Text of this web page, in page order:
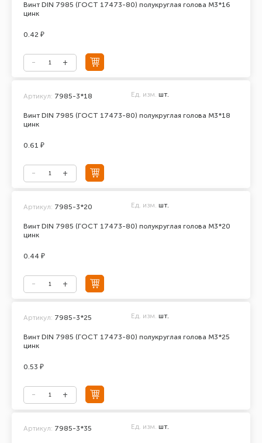
Винт DIN 7985 (ГОСТ 17473-80) полукруглая голова М3*16
цинк
0.42 ₽
Винт DIN 7985 (ГОСТ 17473-80) полукруглая голова М3*18
цинк
Артикул: 7985-3*18 Ед. изм. шт.
0.61 ₽
Винт DIN 7985 (ГОСТ 17473-80) полукруглая голова М3*20
цинк
Артикул: 7985-3*20 Ед. изм. шт.
0.44 ₽
Винт DIN 7985 (ГОСТ 17473-80) полукруглая голова М3*25
цинк
Артикул: 7985-3*25 Ед. изм. шт.
0.53 ₽
Артикул: 7985-3*35 Ед. изм. шт.